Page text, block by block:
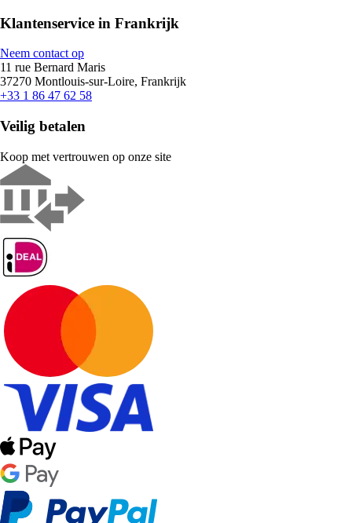
Klantenservice in Frankrijk
Neem contact op
11 rue Bernard Maris
37270 Montlouis-sur-Loire, Frankrijk
+33 1 86 47 62 58
Veilig betalen
Koop met vertrouwen op onze site